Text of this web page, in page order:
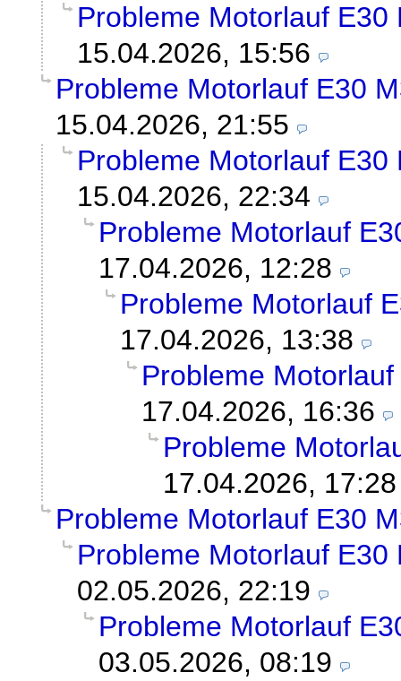
Probleme Motorlauf E30
15.04.2026, 15:56
Probleme Motorlauf E30
15.04.2026, 21:55
Probleme Motorlauf E30
15.04.2026, 22:34
Probleme Motorlauf
17.04.2026, 12:28
Probleme Motorlauf
17.04.2026, 13:38
Probleme
17.04.2026, 16:36
Probleme
17.04.2026, 17:28
Probleme Motorlauf E30
Probleme Motorlauf E30
02.05.2026, 22:19
Probleme Motorlauf
03.05.2026, 08:19